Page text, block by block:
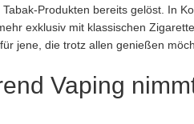
Tabak-Produkten bereits gelöst. In
exklusiv mit klassischen
jene, die trotz allen genießen
Vaping